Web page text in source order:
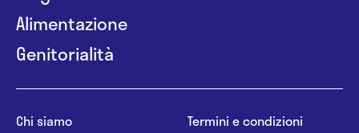
Alimentazione
Genitorialità
Chi siamo
Termini e condizioni